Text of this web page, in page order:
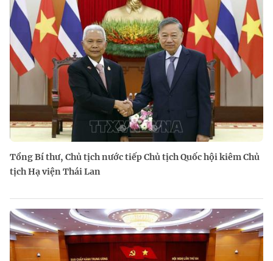
Tổng Bí thư, Chủ tịch nước tiếp Chủ tịch Quốc hội kiêm Chủ
tịch Hạ viện Thái Lan